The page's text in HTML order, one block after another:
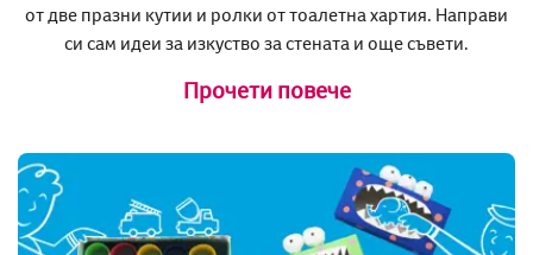
от две празни кутии и ролки от тоалетна хартия. Направи
си сам идеи за изкуство за стената и още съвети.
Прочети повече